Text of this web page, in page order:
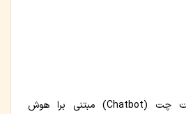
ChatGPT یک ربات چت (Chatbot) مبتنی برا هوش